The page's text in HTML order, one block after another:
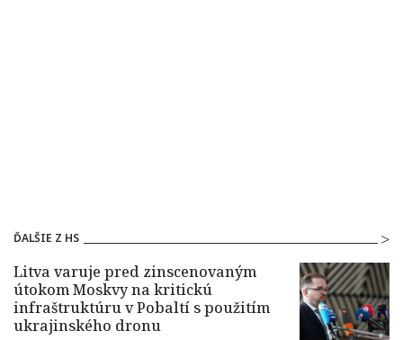
ĎALŠIE Z HS
Litva varuje pred zinscenovaným
útokom Moskvy na kritickú
infraštruktúru v Pobaltí s použitím
ukrajinského dronu